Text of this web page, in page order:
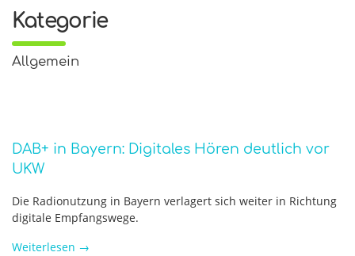
Kategorie
Allgemein
DAB+ in Bayern: Digitales Hören deutlich vor
UKW
Die Radionutzung in Bayern verlagert sich weiter in Richtung
digitale Empfangswege.
Weiterlesen →